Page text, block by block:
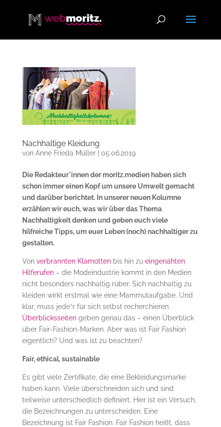
Nachhaltige Kleidung
von Anne Frieda Müller| 05.06.2019
Die Redakteur*innen der moritz.medien haben sich
schon immer einen Kopf um unsere Umwelt gemacht
und darüber berichtet. In unserer neuen Kolumne
erzählen wir euch, was wir über das Thema
Nachhaltigkeit denken und geben euch viele
hilfreiche Tipps, um euer Leben (noch) nachhaltiger zu
gestalten.
Von verbrannten Klamottenbis hin zu eingenähten
Hilferufen– die Modeindustrie kommt in den Medien
nicht besonders nachhaltig rüber. Sich nachhaltig zu
kleiden wirkt erstmal wie eine Mammutaufgabe. Und
klar, muss jede*r für sich selbst recherchieren.
Überblicksseitengeben genau das – einen Überblick
über Fair-Fashion-Marken. Aber was ist Fair Fashion
eigentlich? Und was ist zu beachten?
Fair, ethical, sustainable
Es gibt viele Zertifikate, die eine Bekleidungsmarke
haben kann. Viele überschneiden sich und sind
teilweise unterschiedlich definiert. Hier ist ein Versuch,
die Bezeichnungen zu unterscheiden. Eine
Bezeichnung ist Fair Fashion. Fair Fashion heißt, dass